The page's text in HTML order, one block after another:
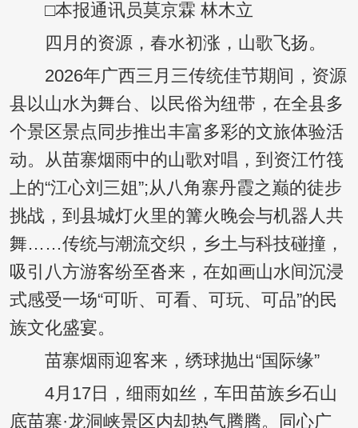
□本报通讯员莫京霖 林木立
四月的资源，春水初涨，山歌飞扬。
2026年广西三月三传统佳节期间，资源
县以山水为舞台、以民俗为纽带，在全县多
个景区景点同步推出丰富多彩的文旅体验活
动。从苗寨烟雨中的山歌对唱，到资江竹筏
上的“江心刘三姐”;从八角寨丹霞之巅的徒步
挑战，到县城灯火里的篝火晚会与机器人共
舞……传统与潮流交织，乡土与科技碰撞，
吸引八方游客纷至沓来，在如画山水间沉浸
式感受一场“可听、可看、可玩、可品”的民
族文化盛宴。
苗寨烟雨迎客来，绣球抛出“国际缘”
4月17日，细雨如丝，车田苗族乡石山
底苗寨·龙洞峡景区内却热气腾腾。同心广